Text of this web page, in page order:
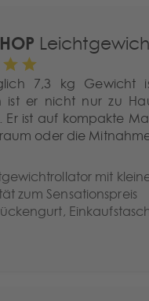
7,3 kg Gewicht
ist er nicht nur zu
Er ist auf kompakte
oder die
mit
zum Sensationspreis